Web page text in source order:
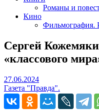
Романы и
Кино
Фильмография.
Сергей
«классового
27.06.202427.06.2024
Газета "Правда".